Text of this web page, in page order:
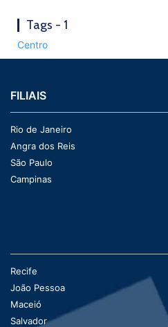
Tags - 1
Centro
FILIAIS
Rio de Janeiro
Angra dos Reis
São Paulo
Campinas
Recife
João Pessoa
Maceió
Salvador